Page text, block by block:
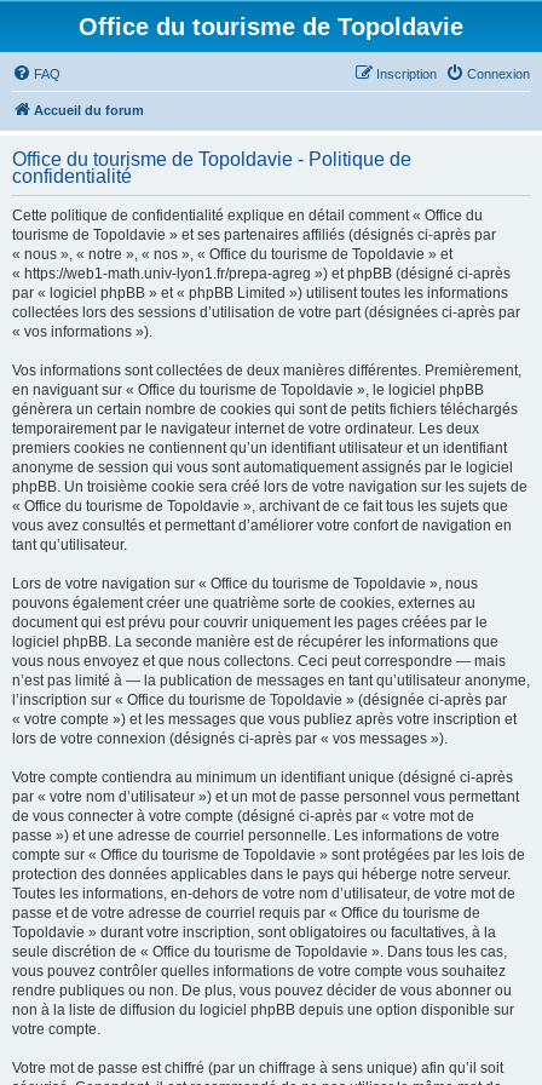
Office du tourisme de Topoldavie
FAQ Connexion
Inscription
Accueil du forum
Office du tourisme de Topoldavie - Politique de
confidentialité
Cette politique de confidentialité explique en détail comment « Office du
tourisme de Topoldavie » et ses partenaires affiliés (désignés ci-après par
« nous », « notre », « nos », « Office du tourisme de Topoldavie » et
« https://web1-math.univ-lyon1.fr/prepa-agreg ») et phpBB (désigné ci-après
par « logiciel phpBB » et « phpBB Limited ») utilisent toutes les informations
collectées lors des sessions d’utilisation de votre part (désignées ci-après par
« vos informations »).
Vos informations sont collectées de deux manières différentes. Premièrement,
en naviguant sur « Office du tourisme de Topoldavie », le logiciel phpBB
génèrera un certain nombre de cookies qui sont de petits fichiers téléchargés
temporairement par le navigateur internet de votre ordinateur. Les deux
premiers cookies ne contiennent qu’un identifiant utilisateur et un identifiant
anonyme de session qui vous sont automatiquement assignés par le logiciel
phpBB. Un troisième cookie sera créé lors de votre navigation sur les sujets de
« Office du tourisme de Topoldavie », archivant de ce fait tous les sujets que
vous avez consultés et permettant d’améliorer votre confort de navigation en
tant qu’utilisateur.
Lors de votre navigation sur « Office du tourisme de Topoldavie », nous
pouvons également créer une quatrième sorte de cookies, externes au
document qui est prévu pour couvrir uniquement les pages créées par le
logiciel phpBB. La seconde manière est de récupérer les informations que
vous nous envoyez et que nous collectons. Ceci peut correspondre — mais
n’est pas limité à — la publication de messages en tant qu’utilisateur anonyme,
l’inscription sur « Office du tourisme de Topoldavie » (désignée ci-après par
« votre compte ») et les messages que vous publiez après votre inscription et
lors de votre connexion (désignés ci-après par « vos messages »).
Votre compte contiendra au minimum un identifiant unique (désigné ci-après
par « votre nom d’utilisateur ») et un mot de passe personnel vous permettant
de vous connecter à votre compte (désigné ci-après par « votre mot de
passe ») et une adresse de courriel personnelle. Les informations de votre
compte sur « Office du tourisme de Topoldavie » sont protégées par les lois de
protection des données applicables dans le pays qui héberge notre serveur.
Toutes les informations, en-dehors de votre nom d’utilisateur, de votre mot de
passe et de votre adresse de courriel requis par « Office du tourisme de
Topoldavie » durant votre inscription, sont obligatoires ou facultatives, à la
seule discrétion de « Office du tourisme de Topoldavie ». Dans tous les cas,
vous pouvez contrôler quelles informations de votre compte vous souhaitez
rendre publiques ou non. De plus, vous pouvez décider de vous abonner ou
non à la liste de diffusion du logiciel phpBB depuis une option disponible sur
votre compte.
Votre mot de passe est chiffré (par un chiffrage à sens unique) afin qu’il soit